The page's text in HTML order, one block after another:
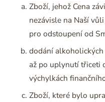
Zboží, jehož Cena
nezávisle na Naší
pro odstoupení od
dodání
až po uplynutí třiceti
výchylkách
Zboží, které bylo